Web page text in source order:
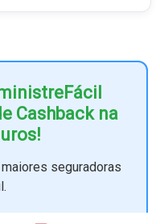
Cashback na
seguradoras